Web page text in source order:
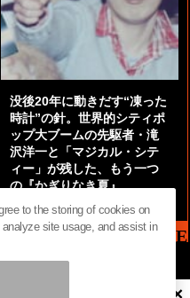
没後20年に動きだす“凍った
時計”の針。世界的シティポ
ップ大ブームの先駆者・滝
沢洋一と「マジカル・シテ
ィー」が残した、もう一つ
の『かぎりなき夏』
NEWS HEADLINE
to the storing of cookies on
site usage, and assist in